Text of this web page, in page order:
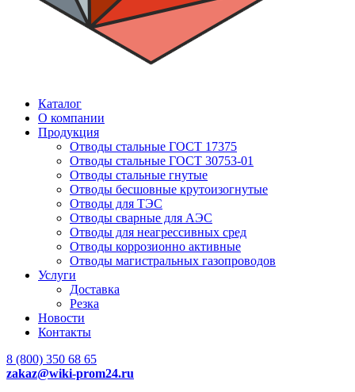
Каталог
О компании
Продукция
Отводы стальные ГОСТ 17375
Отводы стальные ГОСТ 30753-01
Отводы стальные гнутые
Отводы бесшовные крутоизогнутые
Отводы для ТЭС
Отводы сварные для АЭС
Отводы для неагрессивных сред
Отводы коррозионно активные
Отводы магистральных газопроводов
Услуги
Доставка
Резка
Новости
Контакты
8 (800) 350 68 65
zakaz@wiki-prom24.ru